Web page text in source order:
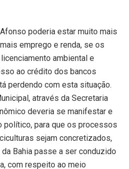
poderia estar muito mais
emprego e renda, se os
ambiental e
ao crédito dos bancos
perdendo com esta situação.
através da Secretaria
deveria se manifestar e
político, para que os processos
sejam concretizados,
Bahia passe a ser conduzido
com respeito ao meio